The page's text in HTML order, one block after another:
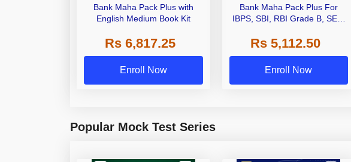
Bank Maha Pack Plus with
English Medium Book Kit
Rs 6,817.25
Enroll Now
Bank Maha Pack Plus For
IBPS, SBI, RBI Grade B, SEBI
Other Grade A & Grade B Bank
Exams
Rs 5,112.50
Enroll Now
Popular Mock Test Series